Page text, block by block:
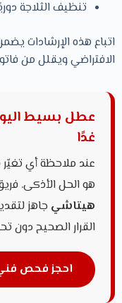
تنظيف الثلاجة
اتباع هذه الإرشادات
الافتراضي ويقلل من
عطل بسيط
غدًا
عند ملاحظة أي تغيّر
هو الحل الأذكى.
هيتاشي جاهز
القرار الصحيح دون
احجز فحص